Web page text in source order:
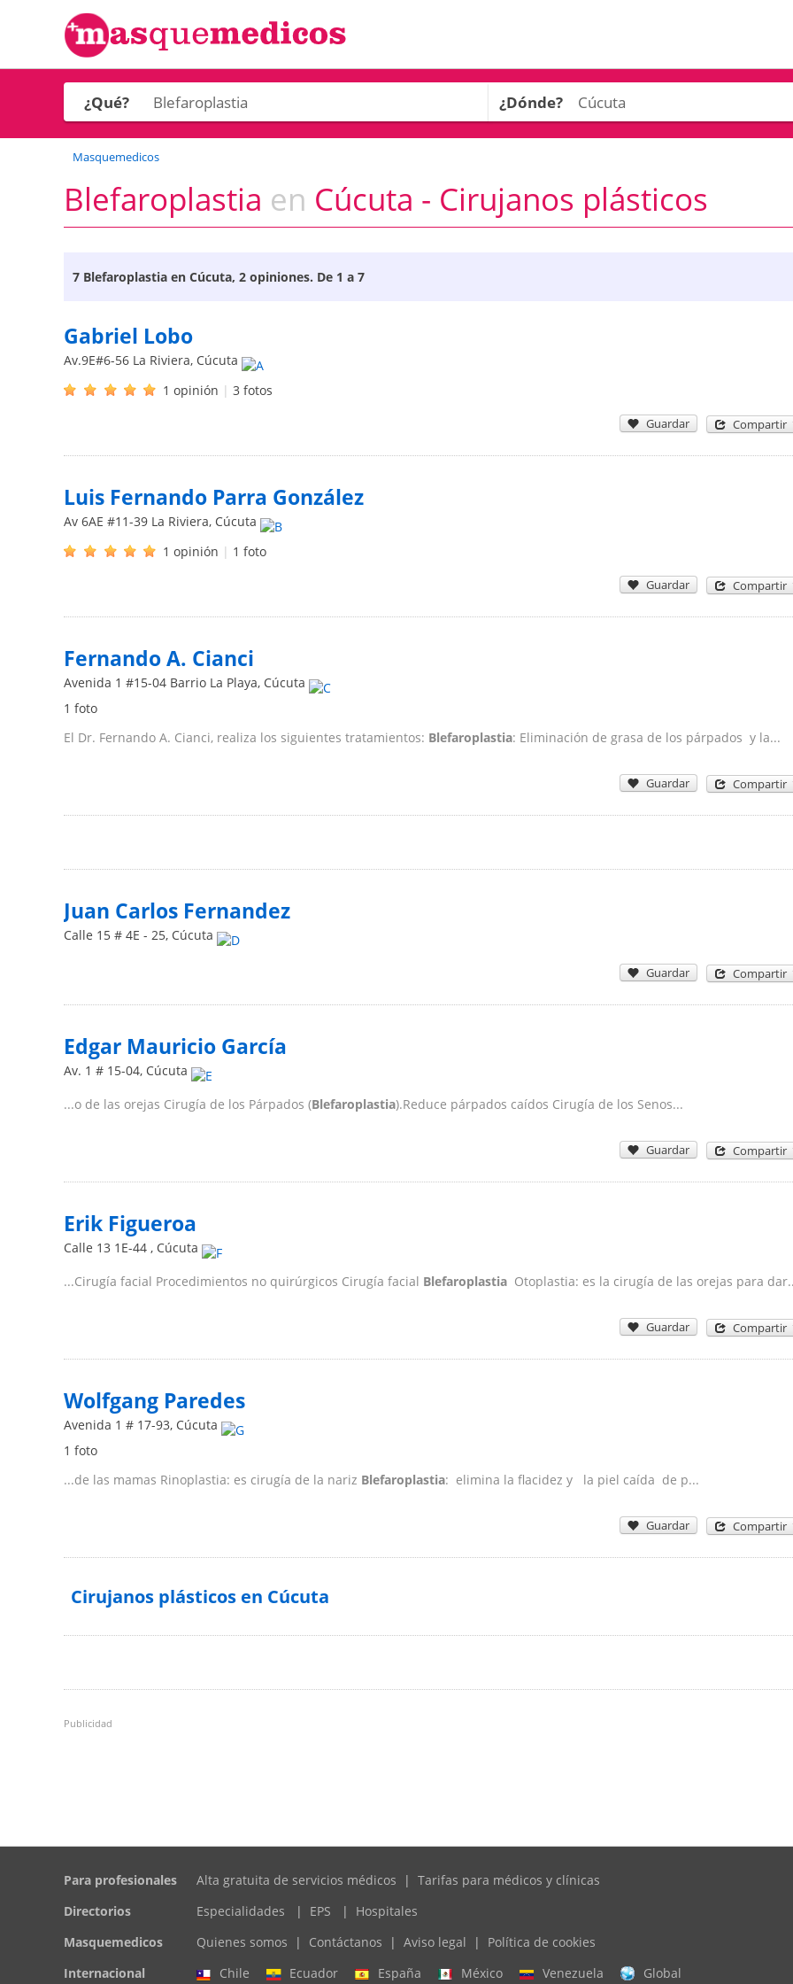
¿Qué? ¿Dónde?
Masquemedicos
Blefaroplastia en Cúcuta - Cirujanos plásticos
7 Blefaroplastia en Cúcuta, 2 opiniones. De 1 a 7
Gabriel Lobo
Av.9E#6-56 La Riviera, Cúcuta
1 opinión | 3 fotos
Guardar Compartir
Luis Fernando Parra González
Av 6AE #11-39 La Riviera, Cúcuta
1 opinión | 1 foto
Guardar Compartir
Fernando A. Cianci
Avenida 1 #15-04 Barrio La Playa, Cúcuta
1 foto
El Dr. Fernando A. Cianci, realiza los siguientes tratamientos: Blefaroplastia: Eliminación de grasa de los párpados y la...
Guardar Compartir
Juan Carlos Fernandez
Calle 15 # 4E - 25, Cúcuta
Guardar Compartir
Edgar Mauricio García
Av. 1 # 15-04, Cúcuta
...o de las orejas Cirugía de los Párpados (Blefaroplastia).Reduce párpados caídos Cirugía de los Senos...
Guardar Compartir
Erik Figueroa
Calle 13 1E-44 , Cúcuta
...Cirugía facial Procedimientos no quirúrgicos Cirugía facial Blefaroplastia Otoplastia: es la cirugía de las orejas para
Guardar Compartir
Wolfgang Paredes
Avenida 1 # 17-93, Cúcuta
1 foto
...de las mamas Rinoplastia: es cirugía de la nariz Blefaroplastia: elimina la flacidez y la piel caída de p...
Guardar Compartir
Cirujanos plásticos en Cúcuta
Publicidad
Para profesionales Alta gratuita de servicios médicos | Tarifas para médicos y clínicas
Directorios
Especialidades | EPS |
Hospitales
Masquemedicos
Quienes somos | Contáctanos | Aviso legal |
Política de cookies
Internacional
Chile Ecuador España México Venezuela Global